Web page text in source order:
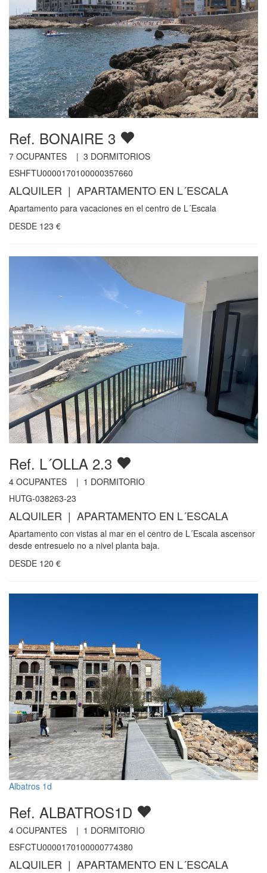
Ref. BONAIRE 3
7 OCUPANTES | 3 DORMITORIOS
ESHFTU0000170100000357660
ALQUILER | APARTAMENTO EN L´ESCALA
Apartamento para vacaciones en el centro de L´Escala
DESDE 123 €
Ref. L´OLLA 2.3
4 OCUPANTES | 1 DORMITORIO
HUTG-038263-23
ALQUILER | APARTAMENTO EN L´ESCALA
Apartamento con vistas al mar en el centro de L´Escala ascensor
desde entresuelo no a nivel planta baja.
DESDE 120 €
Albatros 1d
Ref. ALBATROS1D
4 OCUPANTES | 1 DORMITORIO
ESFCTU0000170100000774380
ALQUILER | APARTAMENTO EN L´ESCALA